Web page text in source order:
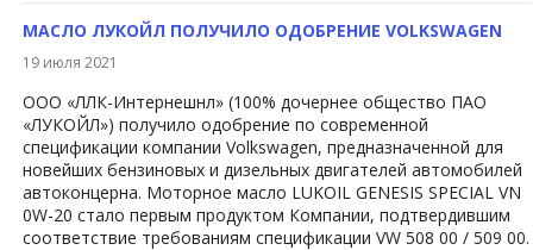
МАСЛО ЛУКОЙЛ ПОЛУЧИЛО ОДОБРЕНИЕ VOLKSWAGEN
19 июля 2021
ООО «ЛЛК-Интернешнл» (100% дочернее общество ПАО
«ЛУКОЙЛ») получило одобрение по современной
спецификации компании Volkswagen, предназначенной для
новейших бензиновых и дизельных двигателей автомобилей
автоконцерна. Моторное масло LUKOIL GENESIS SPECIAL VN
0W-20 стало первым продуктом Компании, подтвердившим
соответствие требованиям спецификации VW 508 00 / 509 00.